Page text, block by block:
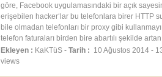
göre, Facebook uygulamasındaki bir açık
erişebilen hacker‘lar bu telefonlara birer HTTP
bile olmadan telefonları bir proxy gibi
telefon faturaları birden bire abartılı şekilde artan
Ekleyen : KaKTüS -Tarih : 10 Ağustos 2014 -
views